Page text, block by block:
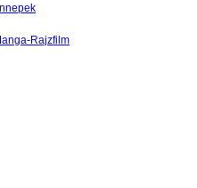
Rajzfilm